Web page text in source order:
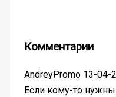
Комментарии
AndreyPromo 13-04-
Если кому-то